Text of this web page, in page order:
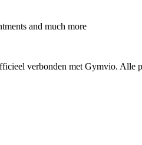
and much more
verbonden met Gymvio. Alle